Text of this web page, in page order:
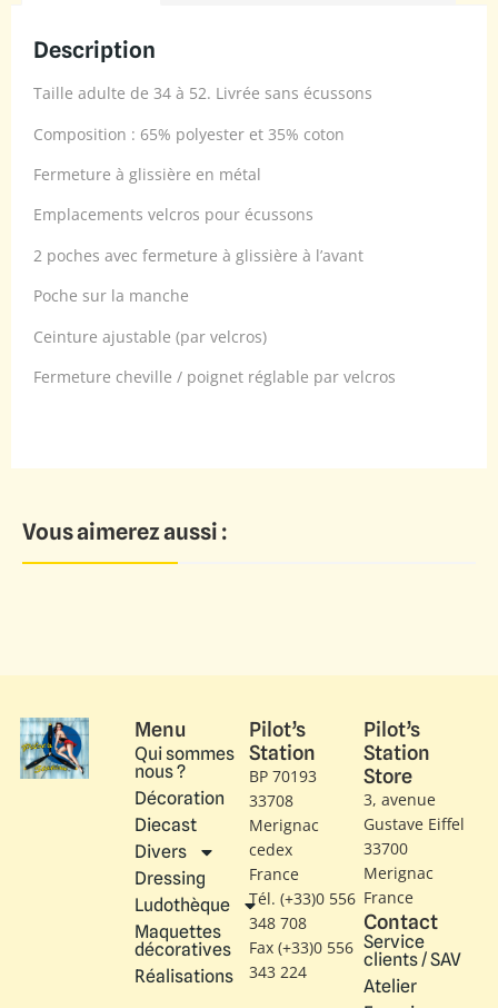
Description
Taille adulte de 34 à 52. Livrée sans écussons
Composition : 65% polyester et 35% coton
Fermeture à glissière en métal
Emplacements velcros pour écussons
2 poches avec fermeture à glissière à l’avant
Poche sur la manche
Ceinture ajustable (par velcros)
Fermeture cheville / poignet réglable par velcros
Vous aimerez aussi :
Menu
Qui sommes
nous ?
Décoration
Diecast
Divers
Dressing
Ludothèque
Maquettes
décoratives
Réalisations
Pilot’s
Station
BP 70193
33708
Merignac
cedex
France
Tél. (+33)0 556
348 708
Fax (+33)0 556
343 224
Pilot’s
Station
Store
3, avenue
Gustave Eiffel​
33700
Merignac
France
Contact
Service
clients / SAV
Atelier